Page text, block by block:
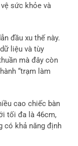
sức khỏe và
đầu xu thế này.
liệu và tùy
mà đây còn
“trạm làm
cao chiếc bàn
tối đa là 46cm,
có khả năng định